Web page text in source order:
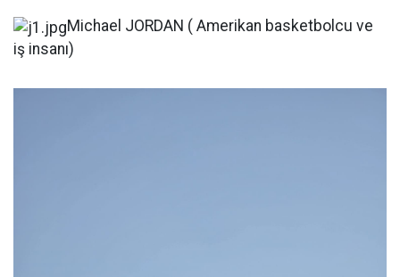
Michael JORDAN ( Amerikan basketbolcu ve
iş insanı)